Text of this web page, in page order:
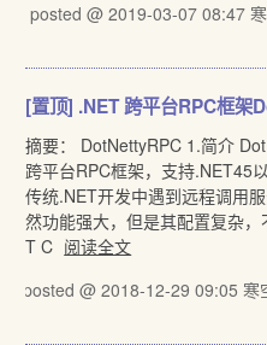
posted @ 2019-03-07 08:47
[置顶] .NET 跨平台RPC框架
摘要： DotNettyRPC 1.简介
跨平台RPC框架，支持.NET45
传统.NET开发中遇到远程调用
然功能强大，但是其配置复杂
T C 阅读全文
posted @ 2018-12-29 09:05 寒